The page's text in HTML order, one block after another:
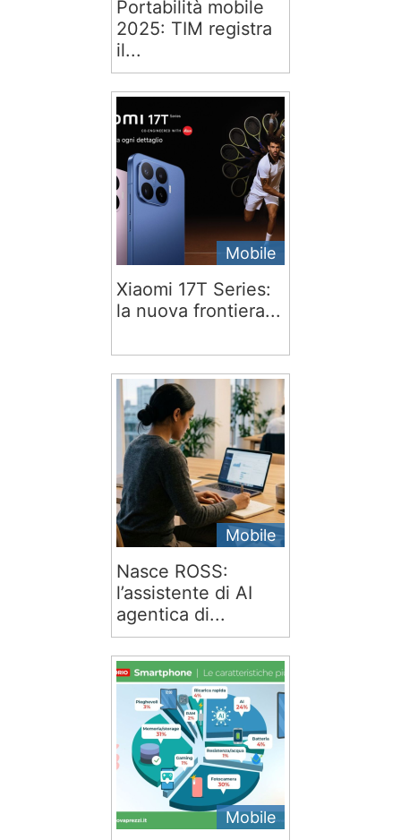
Portabilità mobile
2025: TIM registra
il...
Mobile
Xiaomi 17T Series:
la nuova frontiera...
Mobile
Nasce ROSS:
l’assistente di AI
agentica di...
Mobile